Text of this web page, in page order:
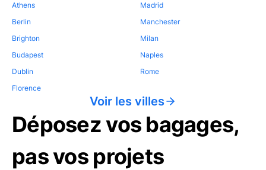
Athens
Berlin
Brighton
Budapest
Dublin
Florence
Madrid
Manchester
Milan
Naples
Rome
Voir les villes
Déposez vos bagages,
pas vos projets